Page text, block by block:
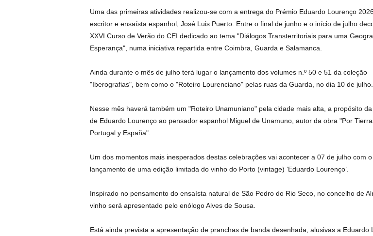
Uma das primeiras atividades realizou-se com a entrega do Prémio Eduardo Lourenço
escritor e ensaísta espanhol, José Luis Puerto. Entre o final de junho e o início de julho
XXVI Curso de Verão do CEI dedicado ao tema "Diálogos Transterritoriais para uma
Esperança", numa iniciativa repartida entre Coimbra, Guarda e Salamanca.
Ainda durante o mês de julho terá lugar o lançamento dos volumes n.º 50 e 51 da coleção
"Iberografias", bem como o "Roteiro Lourenciano" pelas ruas da Guarda, no dia 10 de julho.
Nesse mês haverá também um "Roteiro Unamuniano" pela cidade mais alta, a propósito
de Eduardo Lourenço ao pensador espanhol Miguel de Unamuno, autor da obra "Por
Portugal y España".
Um dos momentos mais inesperados destas celebrações vai acontecer a 07 de julho com o
lançamento de uma edição limitada do vinho do Porto (vintage) ‘Eduardo Lourenço’.
Inspirado no pensamento do ensaísta natural de São Pedro do Rio Seco, no concelho de
vinho será apresentado pelo enólogo Alves de Sousa.
Está ainda prevista a apresentação de pranchas de banda desenhada, alusivas a Eduardo